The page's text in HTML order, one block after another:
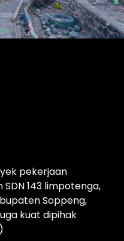
pekerjaan
143 limpotenga,
Soppeng,
kuat dipihak